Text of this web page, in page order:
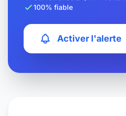
100% fiable
Activer l'alerte